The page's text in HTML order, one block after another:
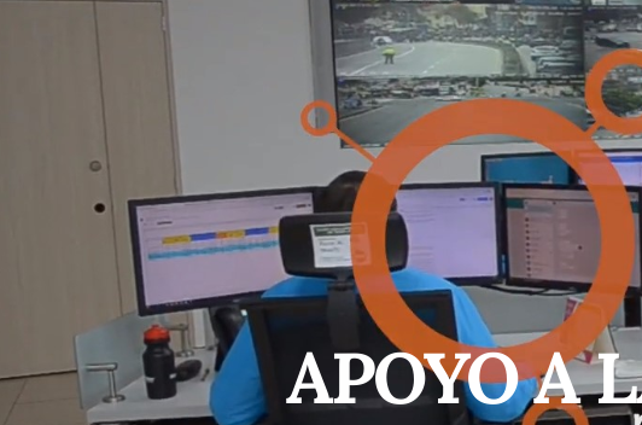
APOYO A